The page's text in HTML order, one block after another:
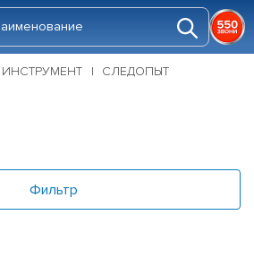
ИНСТРУМЕНТ СЛЕДОПЫТ
Фильтр